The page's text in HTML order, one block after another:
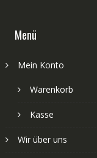
Menü
Mein Konto
Warenkorb
Kasse
Wir über uns